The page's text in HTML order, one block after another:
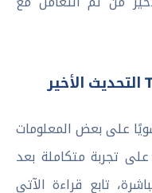
على بعض المعلومات
تجربة متكاملة بعد
تابع قراءة الآتي